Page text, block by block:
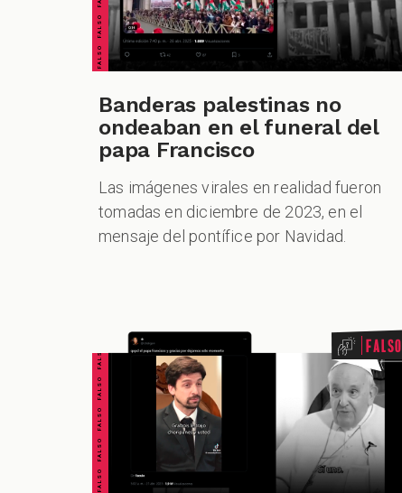
Banderas palestinas no
ondeaban en el funeral del
papa Francisco
Las imágenes virales en realidad fueron
tomadas en diciembre de 2023, en el
mensaje del pontífice por Navidad.
FALSO FALSO FALSO FALSO FALSO FALSO FALSO Falso